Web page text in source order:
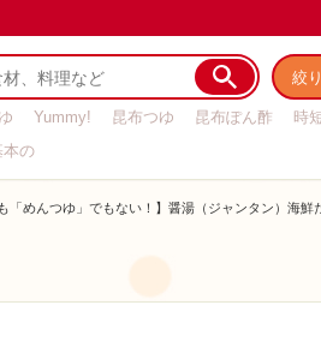
絞
Yummy! 昆布つゆ 昆布ぽん酢 時
本の
「めんつゆ」でもない！】醤湯（ジャンタン）海